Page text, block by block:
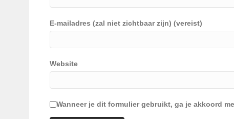
E-mailadres (zal niet zichtbaar zijn) (vereist)
Website
Wanneer je dit formulier gebruikt, ga je akkoord